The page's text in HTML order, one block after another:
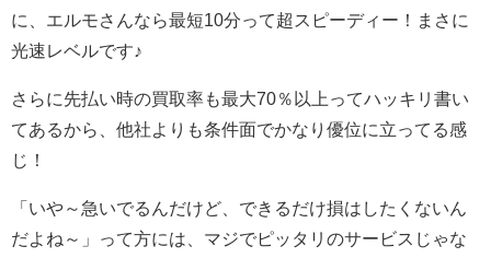
に、エルモさんなら最短10分って超スピーディー！まさに
光速レベルです♪
さらに先払い時の買取率も最大70％以上ってハッキリ書い
てあるから、他社よりも条件面でかなり優位に立ってる感
じ！
「いや～急いでるんだけど、できるだけ損はしたくないん
だよね～」って方には、マジでピッタリのサービスじゃな